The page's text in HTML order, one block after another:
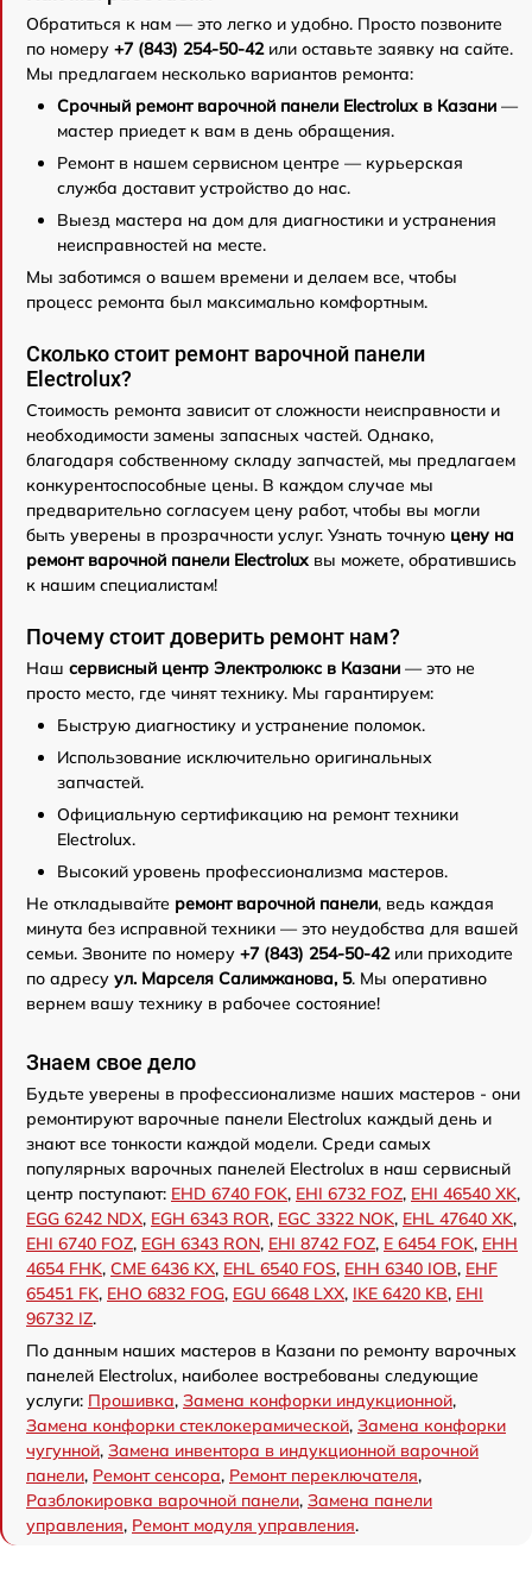
Обратиться к нам — это легко и удобно. Просто позвоните
по номеру +7 (843) 254-50-42или оставьте заявку на сайте.
Мы предлагаем несколько вариантов ремонта:
Срочный ремонт варочной панели Electrolux в Казани —
мастер приедет к вам в день обращения.
Ремонт в нашем сервисном центре — курьерская
служба доставит устройство до нас.
Выезд мастера на дом для диагностики и устранения
неисправностей на месте.
Мы заботимся о вашем времени и делаем все, чтобы
процесс ремонта был максимально комфортным.
Сколько стоит ремонт варочной панели
Electrolux?
Стоимость ремонта зависит от сложности неисправности и
необходимости замены запасных частей. Однако,
благодаря собственному складу запчастей, мы предлагаем
конкурентоспособные цены. В каждом случае мы
предварительно согласуем цену работ, чтобы вы могли
быть уверены в прозрачности услуг. Узнать точную цену на
ремонт варочной панели Electrolux вы можете, обратившись
к нашим специалистам!
Почему стоит доверить ремонт нам?
Наш сервисный центр Электролюкс в Казани — это не
просто место, где чинят технику. Мы гарантируем:
Быструю диагностику и устранение поломок.
Использование исключительно оригинальных
запчастей.
Официальную сертификацию на ремонт техники
Electrolux.
Высокий уровень профессионализма мастеров.
Не откладывайте ремонт варочной панели, ведь каждая
минута без исправной техники — это неудобства для вашей
семьи. Звоните по номеру +7 (843) 254-50-42или приходите
по адресу ул. Марселя Салимжанова, 5. Мы оперативно
вернем вашу технику в рабочее состояние!
Знаем свое дело
Будьте уверены в профессионализме наших мастеров - они
ремонтируют варочные панели Electrolux каждый день и
знают все тонкости каждой модели. Среди самых
популярных варочных панелей Electrolux в наш сервисный
центр поступают: EHD 6740 FOK, EHI 6732 FOZ, EHI 46540 XK,
EGG 6242 NDX, EGH 6343 ROR, EGС 3322 NOK, EHL 47640 XK,
EHI 6740 FOZ, EGH 6343 RON, EHI 8742 FOZ, E 6454 FOK, EHH
4654 FHK, CME 6436 KX, EHL 6540 FOS, EHH 6340 IOB, EHF
65451 FK, EHO 6832 FOG, EGU 6648 LXX, IKE 6420 KB, EHI
96732 IZ.
По данным наших мастеров в Казани по ремонту варочных
панелей Electrolux, наиболее востребованы следующие
услуги: Прошивка, Замена конфорки индукционной,
Замена конфорки стеклокерамической, Замена конфорки
чугунной, Замена инвентора в индукционной варочной
панели, Ремонт сенсора, Ремонт переключателя,
Разблокировка варочной панели, Замена панели
управления, Ремонт модуля управления.